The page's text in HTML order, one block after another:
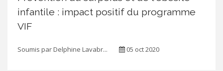
infantile : impact positif du programme
VIF
Soumis parDelphine Lavabr... 05 oct 2020